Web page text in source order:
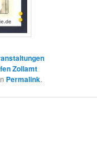
Zollamt
Permalink.